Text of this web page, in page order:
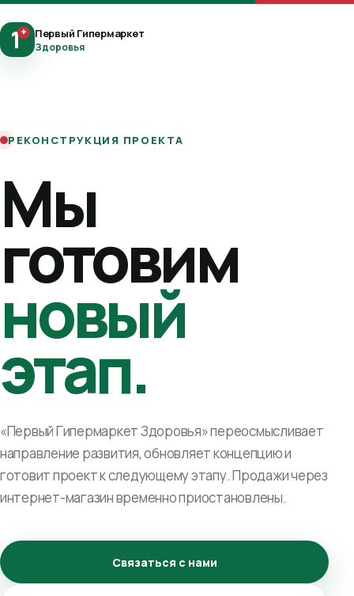
1+ Первый Гипермаркет
Здоровья
РЕКОНСТРУКЦИЯ ПРОЕКТА
Мы
готовим
новый
этап.
«Первый Гипермаркет Здоровья» переосмысливает
направление развития, обновляет концепцию и
готовит проект к следующему этапу. Продажи через
интернет-магазин временно приостановлены.
Связаться с нами